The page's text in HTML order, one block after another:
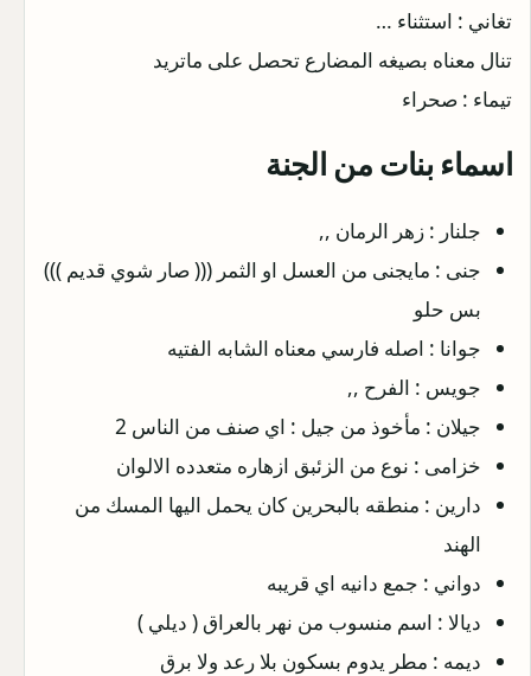
تغاني : استثناء …
تنال معناه بصيغه المضارع تحصل على ماتريد
تيماء : صحراء
اسماء بنات من الجنة
جلنار : زهر الرمان ,,
جنى : مايجنى من العسل او الثمر ((( صار شوي قديم )))
بس حلو
جوانا : اصله فارسي معناه الشابه الفتيه
جويس : الفرح ,,
جيلان : مأخوذ من جيل : اي صنف من الناس 2
خزامى : نوع من الزئبق ازهاره متعدده الالوان
دارين : منطقه بالبحرين كان يحمل اليها المسك من
الهند
دواني : جمع دانيه اي قريبه
ديالا : اسم منسوب من نهر بالعراق ( ديلي )
ديمه : مطر يدوم بسكون بلا رعد ولا برق